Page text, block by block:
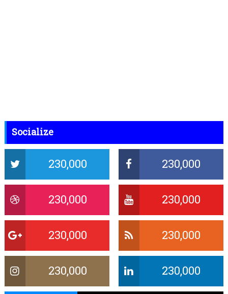
Socialize
230,000
230,000
230,000
230,000
230,000
230,000
230,000
230,000